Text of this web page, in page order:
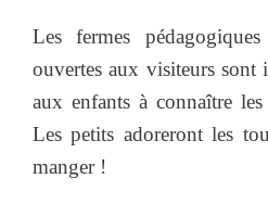
Les fermes
ouvertes aux visiteurs sont
aux enfants à connaître
Les petits adoreront les
manger !